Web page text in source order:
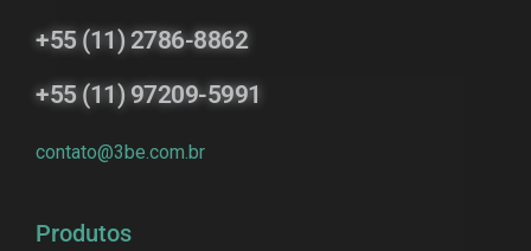
+55 (11) 2786-8862
+55 (11) 97209-5991
contato@3be.com.br
Produtos